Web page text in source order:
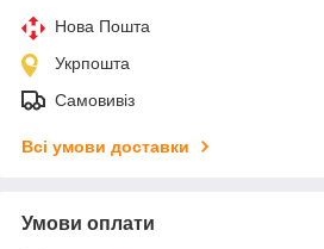
Нова Пошта
Укрпошта
Самовивіз
Всі умови доставки
Умови оплати